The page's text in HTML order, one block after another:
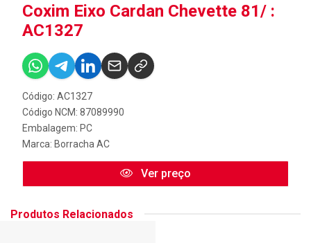
Coxim Eixo Cardan Chevette 81/ :
AC1327
Código: AC1327
Código NCM: 87089990
Embalagem: PC
Marca: Borracha AC
Ver preço
Produtos Relacionados